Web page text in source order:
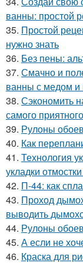
ванны: простой
35. Простой
нужно знать
36. Без пены:
37. Смачно и
ванны с медом
38. Сэкономить
самого
39. Рулоны
40. Как
41. Технология
укладки
42. П-44: как
43. Проход
выводить
44. Рулоны
45. А если не
46. Краска для